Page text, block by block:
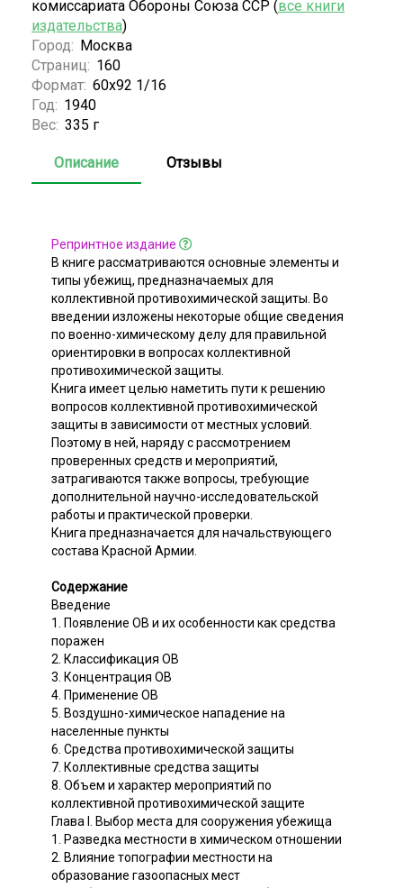
комиссариата Обороны Союза ССР (все книги
издательства)
Город: Москва
Страниц: 160
Формат: 60х92 1/16
Год: 1940
Вес: 335 г
Описание Отзывы
Репринтное издание
В книге рассматриваются основные элементы и
типы убежищ, предназначаемых для
коллективной противохимической защиты. Во
введении изложены некоторые общие сведения
по военно-химическому делу для правильной
ориентировки в вопросах коллективной
противохимической защиты.
Книга имеет целью наметить пути к решению
вопросов коллективной противохимической
защиты в зависимости от местных условий.
Поэтому в ней, наряду с рассмотрением
проверенных средств и мероприятий,
затрагиваются также вопросы, требующие
дополнительной научно-исследовательской
работы и практической проверки.
Книга предназначается для начальствующего
состава Красной Армии.
Содержание
Введение
1. Появление ОВ и их особенности как средства
поражен
2. Классификация ОВ
3. Концентрация ОВ
4. Применение ОВ
5. Воздушно-химическое нападение на
населенные пункты
6. Средства противохимической защиты
7. Коллективные средства защиты
8. Объем и характер мероприятий по
коллективной противохимической защите
Глава I. Выбор места для сооружения убежища
1. Разведка местности в химическом отношении
2. Влияние топографии местности на
образование газоопасных мест